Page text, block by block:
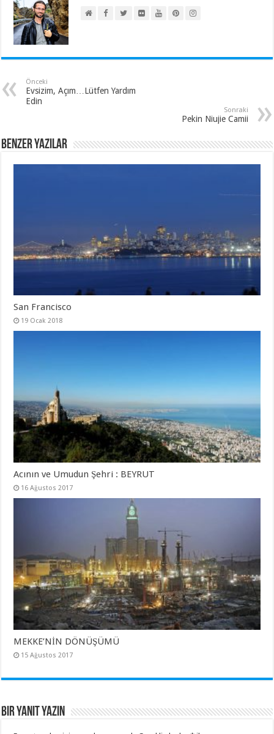
Önceki
Evsizim, Açım…Lütfen Yardım
Edin
Sonraki
Pekin Niujie Camii
Benzer Yazılar
San Francisco
19 Ocak 2018
Acının ve Umudun Şehri : BEYRUT
16 Ağustos 2017
MEKKE’NİN DÖNÜŞÜMÜ
15 Ağustos 2017
Bir yanıt yazın